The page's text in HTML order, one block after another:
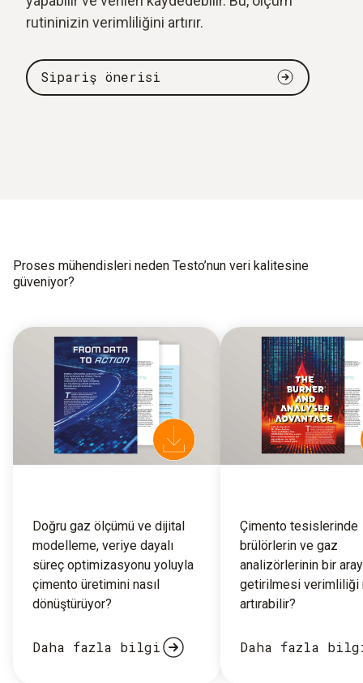
rutininizin verimliliğini artırır.
Sipariş önerisi
Proses mühendisleri neden Testo’nun veri kalitesine
güveniyor?
Doğru gaz ölçümü ve dijital
modelleme, veriye dayalı
süreç optimizasyonu yoluyla
çimento üretimini nasıl
dönüştürüyor?
Daha fazla bilgi
Çimento tesislerinde
brülörlerin ve gaz
analizörlerinin bir
getirilmesi verimliliği
artırabilir?
Daha fazla